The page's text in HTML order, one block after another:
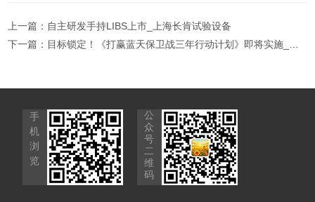
上一篇： 自主研发手持LIBS上市_上海长肯试验设备
下一篇： 目标锁定！《打赢蓝天保卫战三年行动计划》即将实施_上海长肯供
手
机
浏
览
公
众
号
二
维
码